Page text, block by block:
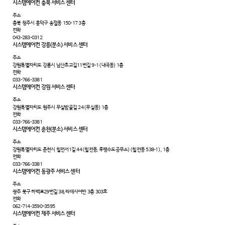
시스템에어컨 충북 서비스 센터
주소
충북 청주시 흥덕구 송절동 150-17 3층
전화
043-283-0312
시스템에어컨 강릉(분소) 서비스 센터
주소
강원특별자치도 강릉시 남산초교길11번길 9-1 (내곡동) 1층
전화
033-766-3381
시스템에어컨 강원 서비스 센터
주소
강원특별자치도 원주시 무실밤골길 24 (무실동) 1층
전화
033-766-3381
시스템에어컨 춘천(분소) 서비스 센터
주소
강원특별자치도 춘천시 칠전서1길 44 (칠전동, 후평수도공무소) (칠전동 538-1) , 1층
전화
033-766-3381
시스템에어컨 동광주 서비스 센터
주소
광주 북구 하백로29번길 38, 라데사어반 3층 303호
전화
062-714-3590~3595
시스템에어컨 제주 서비스 센터